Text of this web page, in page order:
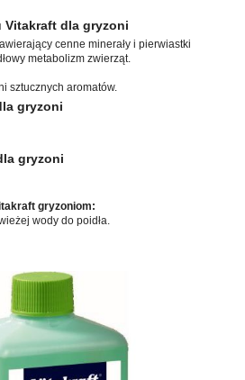
Vitakraft dla gryzoni
cenne minerały i pierwiastki
metabolizm zwierząt.
sztucznych aromatów.
gryzoni
gryzoni
gryzoniom:
wody do poidła.